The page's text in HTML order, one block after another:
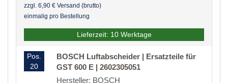
zzgl. 6,90 € Versand (brutto)
einmalig pro Bestellung
Lieferzeit: 10 Werktage
Pos.
20
BOSCH Luftabscheider | Ersatzteile für
GST 600 E | 2602305051
Hersteller: BOSCH